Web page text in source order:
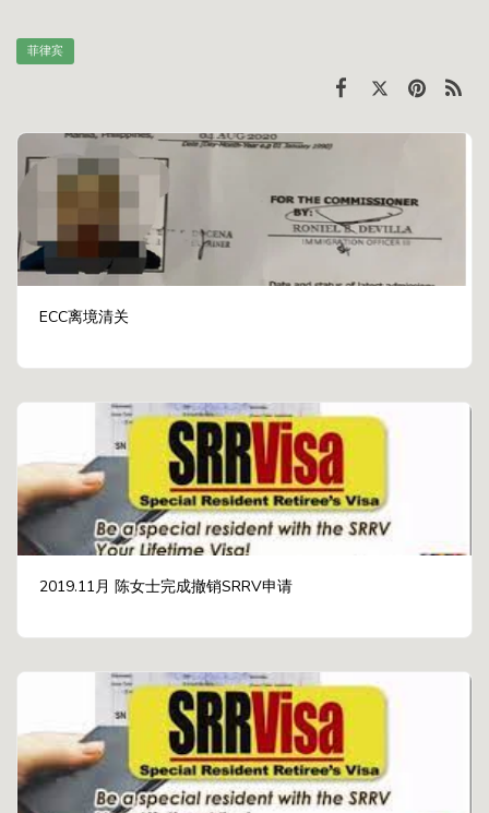
菲律宾
ECC离境清关
2019.11月 陈女士完成撤销SRRV申请